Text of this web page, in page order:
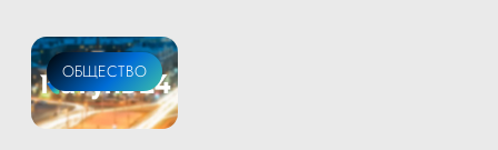
ОБЩЕСТВО